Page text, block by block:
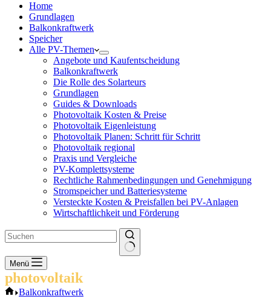
Home
Grundlagen
Balkonkraftwerk
Speicher
Alle PV-Themen
Angebote und Kaufentscheidung
Balkonkraftwerk
Die Rolle des Solarteurs
Grundlagen
Guides & Downloads
Photovoltaik Kosten & Preise
Photovoltaik Eigenleistung
Photovoltaik Planen: Schritt für Schritt
Photovoltaik regional
Praxis und Vergleiche
PV-Komplettsysteme
Rechtliche Rahmenbedingungen und Genehmigung
Stromspeicher und Batteriesysteme
Versteckte Kosten & Preisfallen bei PV-Anlagen
Wirtschaftlichkeit und Förderung
Keine
Ergebnisse
Menü
photovoltaik
Start
Balkonkraftwerk